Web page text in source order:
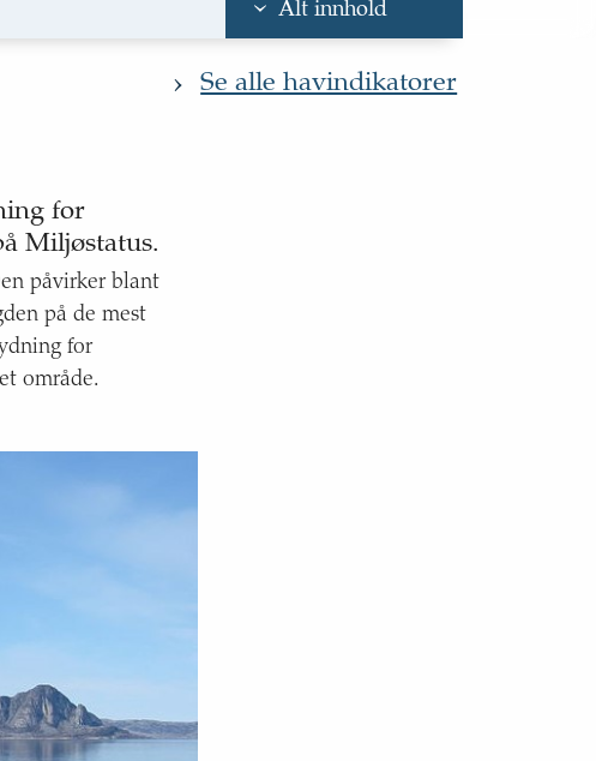
Alt innhold
inn i BarentshavetSe alle havindikatorer
for
Miljøstatus.
påvirker blant
på de mest
for
område.